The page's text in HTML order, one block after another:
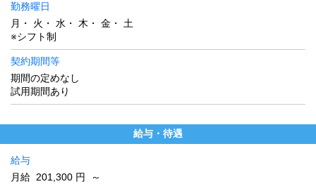
勤務曜日
月・ 火・ 水・ 木・ 金・ 土
※シフト制
契約期間等
期間の定めなし
試用期間あり
給与・待遇
給与
月給 201,300 円 ～